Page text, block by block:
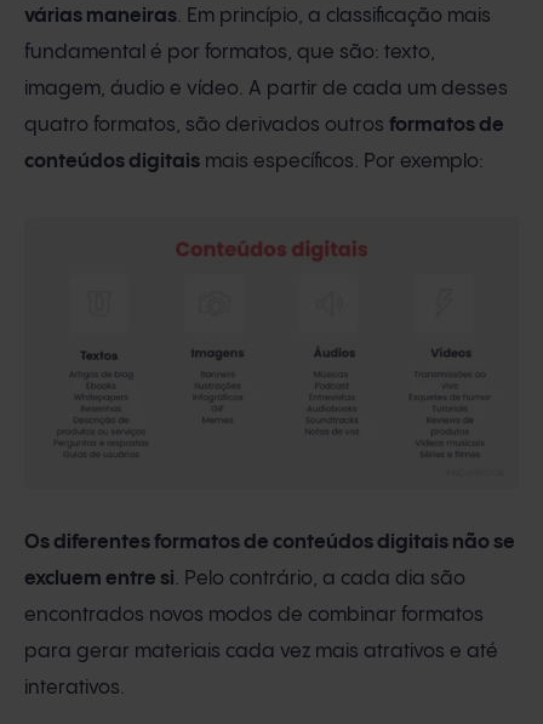
várias maneiras. Em princípio, a classificação mais
fundamental é por formatos, que são: texto,
imagem, áudio e vídeo. A partir de cada um desses
quatro formatos, são derivados outros formatos de
conteúdos digitais mais específicos. Por exemplo:
Os diferentes formatos de conteúdos digitais não se
excluem entre si. Pelo contrário, a cada dia são
encontrados novos modos de combinar formatos
para gerar materiais cada vez mais atrativos e até
interativos.